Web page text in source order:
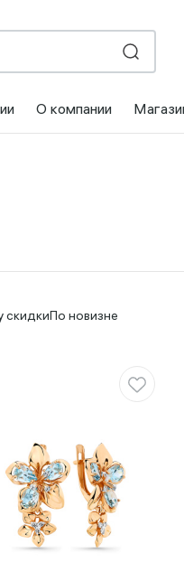
О компании
скидкиПо новизне